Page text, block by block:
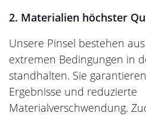
2. Materialien höchster
Unsere Pinsel bestehen
extremen Bedingungen in
standhalten. Sie
Ergebnisse und reduzierte
Materialverschwendung.